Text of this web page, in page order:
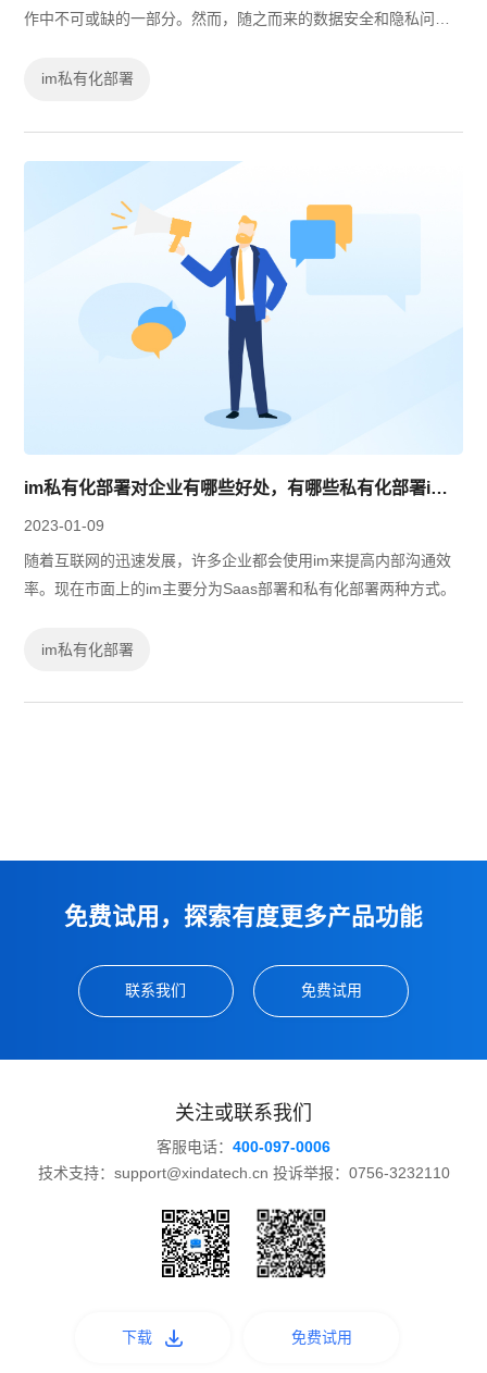
作中不可或缺的一部分。然而，随之而来的数据安全和隐私问题
用IM私有化部署方案，以保障数...
im私有化部署
im私有化部署对企业有哪些好处，有哪些私有化部署im？
2023-01-09
随着互联网的迅速发展，许多企业都会使用im来提高内部沟通效
率。现在市面上的im主要分为Saas部署和私有化部署两种方式。
im私有化部署
免费试用，探索有度更多产品功能
联系我们 免费试用
关注或联系我们
客服电话： 400-097-0006
技术支持：support@xindatech.cn 投诉举报：0756-3232110
下载 免费试用